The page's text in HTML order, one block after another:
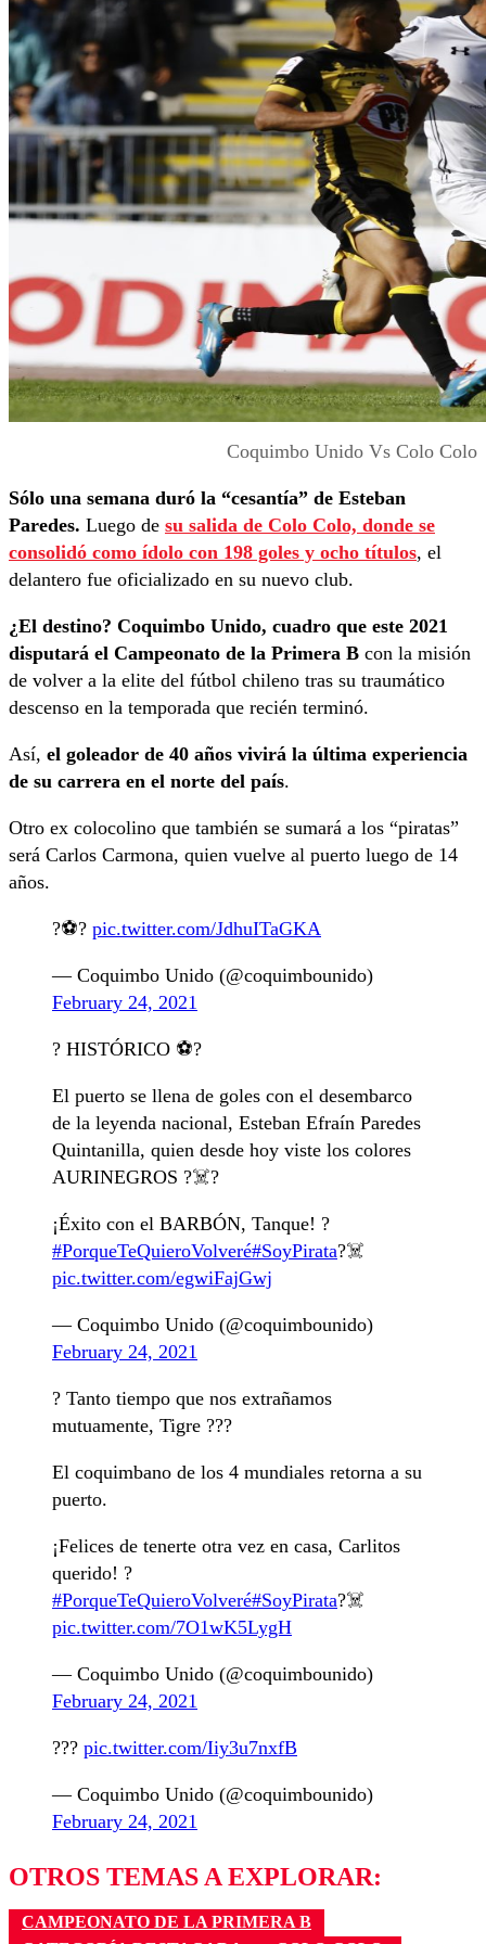
Coquimbo Unido Vs Colo Colo
Sólo una semana duró la “cesantía” de Esteban
Paredes. Luego de su salida de Colo Colo, donde se
consolidó como ídolo con 198 goles y ocho títulos, el
delantero fue oficializado en su nuevo club.
¿El destino? Coquimbo Unido, cuadro que este 2021
disputará el Campeonato de la Primera B con la misión
de volver a la elite del fútbol chileno tras su traumático
descenso en la temporada que recién terminó.
Así, el goleador de 40 años vivirá la última experiencia
de su carrera en el norte del país.
Otro ex colocolino que también se sumará a los “piratas”
será Carlos Carmona, quien vuelve al puerto luego de 14
años.
?⚽️? pic.twitter.com/JdhuITaGKA
— Coquimbo Unido (@coquimbounido)
February 24, 2021
? HISTÓRICO ⚽️?
El puerto se llena de goles con el desembarco
de la leyenda nacional, Esteban Efraín Paredes
Quintanilla, quien desde hoy viste los colores
AURINEGROS ?☠️?
¡Éxito con el BARBÓN, Tanque! ?
#PorqueTeQuieroVolveré#SoyPirata?‍☠️
pic.twitter.com/egwiFajGwj
— Coquimbo Unido (@coquimbounido)
February 24, 2021
? Tanto tiempo que nos extrañamos
mutuamente, Tigre ???
El coquimbano de los 4 mundiales retorna a su
puerto.
¡Felices de tenerte otra vez en casa, Carlitos
querido! ?
#PorqueTeQuieroVolveré#SoyPirata?‍☠️
pic.twitter.com/7O1wK5LygH
— Coquimbo Unido (@coquimbounido)
February 24, 2021
??? pic.twitter.com/Iiy3u7nxfB
— Coquimbo Unido (@coquimbounido)
February 24, 2021
OTROS TEMAS A EXPLORAR:
CAMPEONATO DE LA PRIMERA B